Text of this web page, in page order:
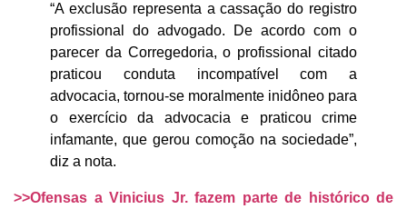
“A exclusão representa a cassação do registro
profissional do advogado. De acordo com o
parecer da Corregedoria, o profissional citado
praticou conduta incompatível com a
advocacia, tornou-se moralmente inidôneo para
o exercício da advocacia e praticou crime
infamante, que gerou comoção na sociedade”,
diz a nota.
>>Ofensas a Vinicius Jr. fazem parte de histórico de